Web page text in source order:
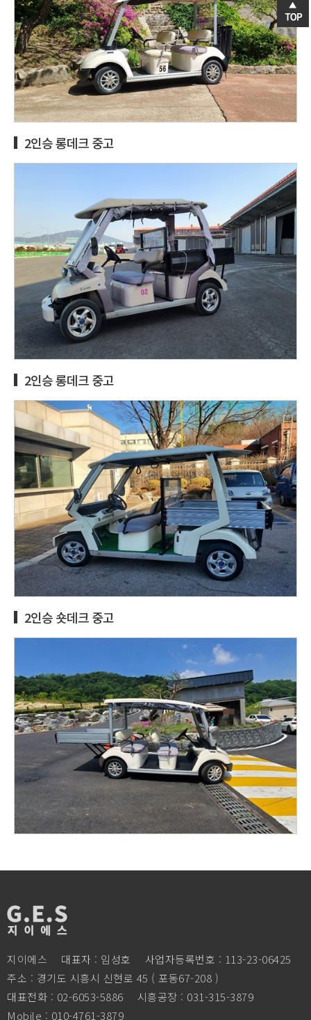
2인승 롱데크 중고
2인승 롱데크 중고
2인승 숏데크 중고
지이에스 대표자 : 임성호
사업자등록번호 : 113-23-06425
주소 : 경기도 시흥시 신현로 45 ( 포동67-208 )
대표전화 : 02-6053-5886
시흥공장 : 031-315-3879
Mobile : 010-4761-3879